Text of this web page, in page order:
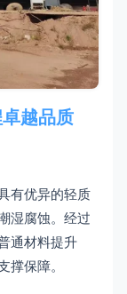
越品质
有优异的轻质
湿腐蚀。经过
通材料提升
撑保障。